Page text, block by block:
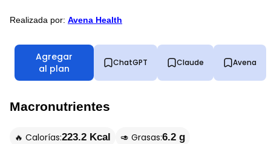
Realizada por: Avena Health
Agregar
al plan
ChatGPT Claude Avena
Macronutrientes
🔥 Calorías:223.2 Kcal 🥑 Grasas:6.2 g